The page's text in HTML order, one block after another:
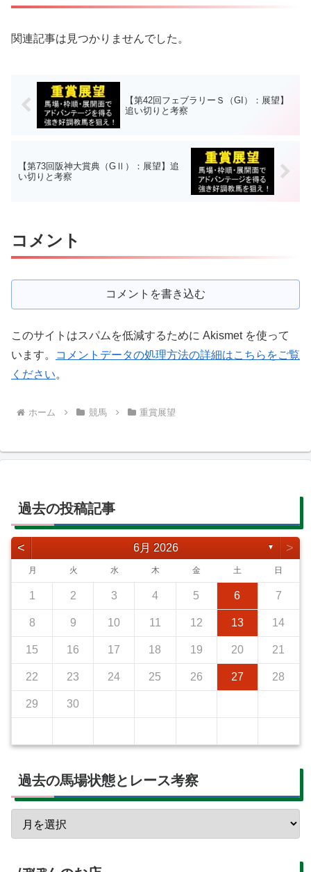
関連記事は見つかりませんでした。
【第42回フェブラリーＳ（GI）：展望】
追い切りと考察
【第73回阪神大賞典（GⅡ）：展望】追
い切りと考察
コメント
コメントを書き込む
このサイトはスパムを低減するために Akismet を使って
います。
コメントデータの処理方法の詳細はこちらをご覧
ください。
ホーム 競馬 重賞展望
過去の投稿記事
< 6月 2026 ▼ >
月 火 水 木 金 土 日
1 2 3 4 5 6 7
8 9 10 11 12 13 14
15 16 17 18 19 20 21
22 23 24 25 26 27 28
29 30
過去の馬場状態とレース考察